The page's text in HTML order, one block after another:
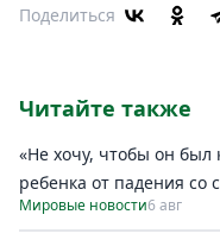
Поделиться
Читайте также
«Не хочу, чтобы он был
ребенка от падения со
Мировые новости6 авг